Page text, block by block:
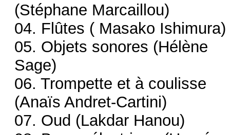
(Stéphane Marcaillou)
04. Flûtes ( Masako Ishimura)
05. Objets sonores (Hélène
Sage)
06. Trompette et à coulisse
(Anaïs Andret-Cartini)
07. Oud (Lakdar Hanou)